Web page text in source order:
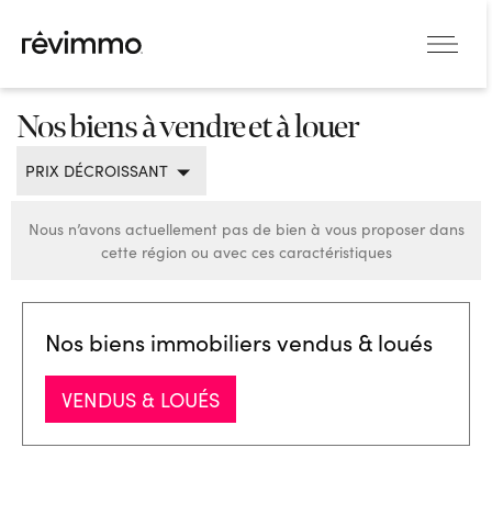
Nos biens à vendre et à louer
PRIX DÉCROISSANT
Nous n’avons actuellement pas de bien à vous proposer dans
cette région ou avec ces caractéristiques
Nos biens immobiliers vendus & loués
VENDUS & LOUÉS